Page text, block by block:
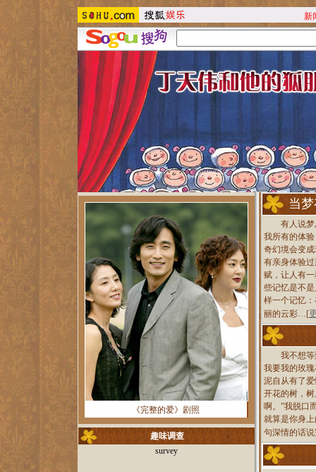
新
《完整的爱》剧照
趣味调查
survey
当
有人说梦总
我所有的体
奇幻境会变
有亲身体验
赋，让人有
些记忆是不
样一个记忆
丽的云彩…[
我不想等到
我要我的玫
泥自从有了
开花的树，
啊。”我脱口
就算是你身
句深情的话